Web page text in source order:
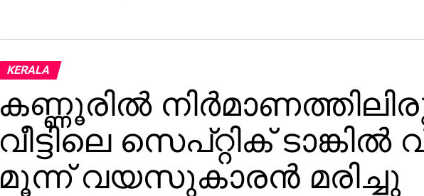
KERALA
കണ്ണൂരില്‍
വീട്ടിലെ സെപ്റ്റിക് ടാങ്കില്‍
മൂന്ന് വയസുകാരന്‍ മരിച്ചു